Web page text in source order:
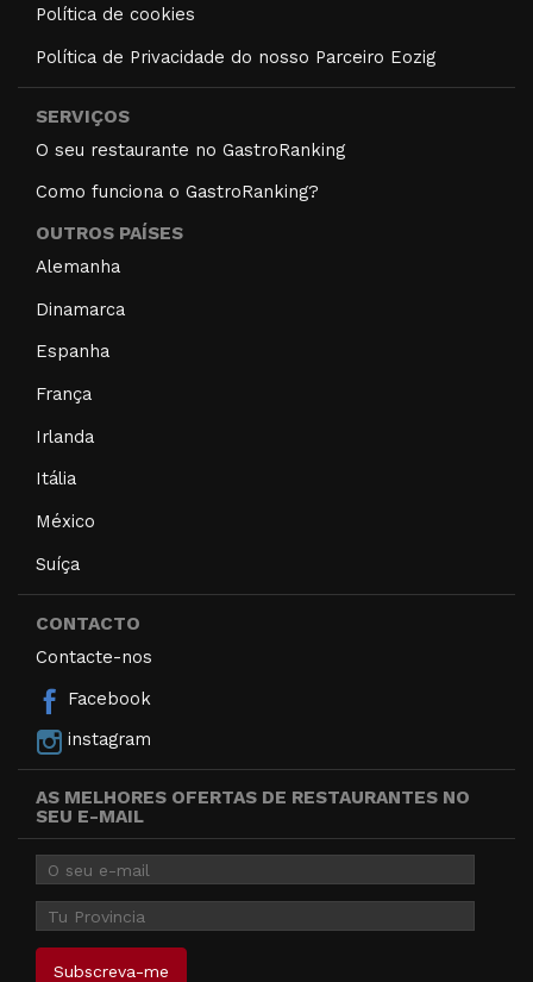
Política de cookies
Política de Privacidade do nosso Parceiro Eozig
SERVIÇOS
O seu restaurante no GastroRanking
Como funciona o GastroRanking?
OUTROS PAÍSES
Alemanha
Dinamarca
Espanha
França
Irlanda
Itália
México
Suíça
CONTACTO
Contacte-nos
Facebook
instagram
AS MELHORES OFERTAS DE RESTAURANTES NO
SEU E-MAIL